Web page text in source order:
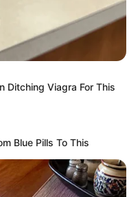
secret to feeling your
Ditching Viagra For This
Blue Pills To This